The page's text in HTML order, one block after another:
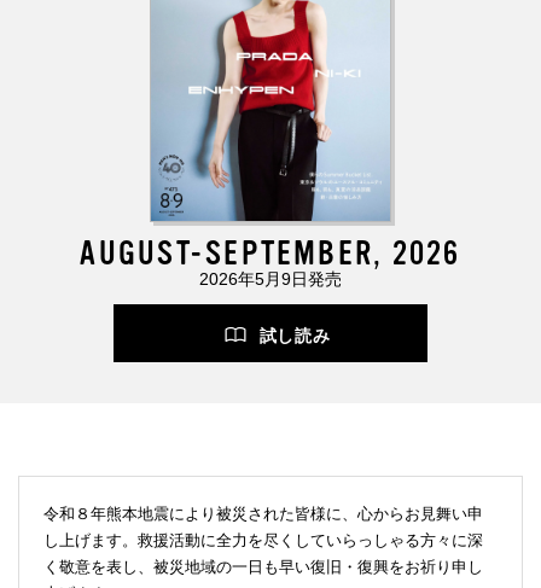
AUGUST-SEPTEMBER, 2026
2026年5月9日発売
試し読み
令和８年熊本地震により被災された皆様に、心からお見舞い申
し上げます。救援活動に全力を尽くしていらっしゃる方々に深
く敬意を表し、被災地域の一日も早い復旧・復興をお祈り申し